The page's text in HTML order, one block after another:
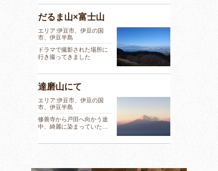
だるま山×富士山
エリア:伊豆市、伊豆の国
市、伊豆半島
ドラマで撮影された場所に
行き撮ってきました
達磨山にて
エリア:伊豆市、伊豆の国
市、伊豆半島
修善寺から戸田へ向かう途
中、綺麗に染まっていた…